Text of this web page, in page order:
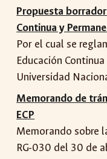
Propuesta
Continua y
Por el cual se
Educación
Universidad
Memorando de
ECP
Memorando sobre
RG-030 del 30 de